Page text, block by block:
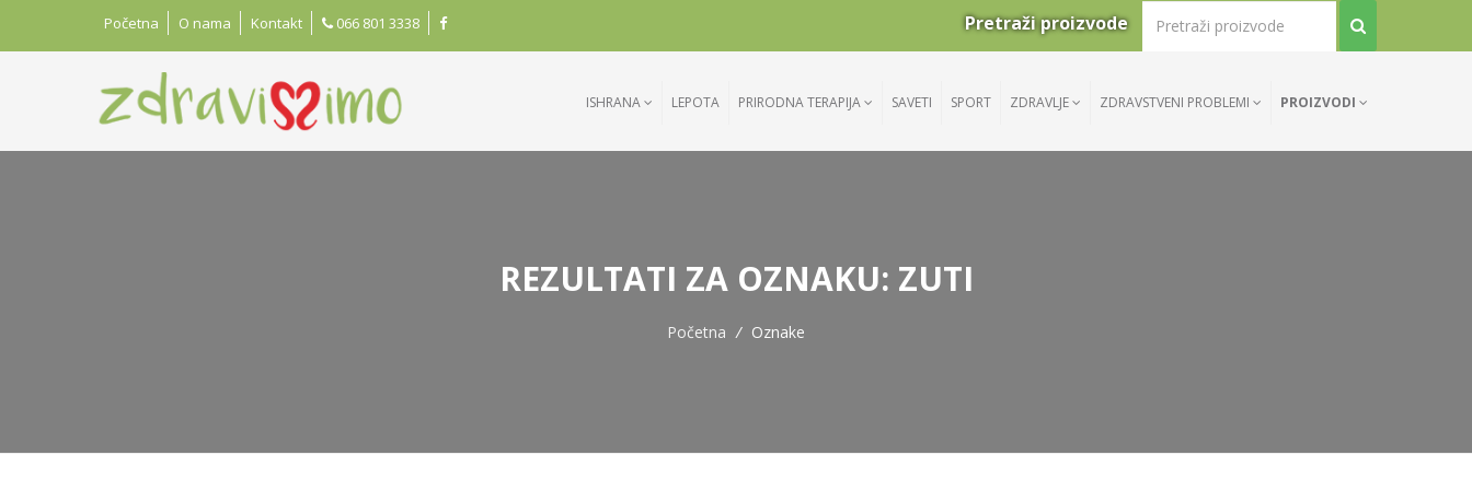
Početna O nama Kontakt 066 801 3338 Pretraži proizvode
ISHRANA LEPOTA PRIRODNA TERAPIJA SAVETI SPORT ZDRAVLJE ZDRAVSTVENI PROBLEMI PROIZVODI
REZULTATI ZA OZNAKU: ZUTI
Početna / Oznake